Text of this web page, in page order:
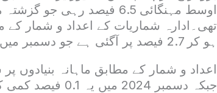
تھی۔ادارہ شماریات کے اعداد و شمار کے
ہو کر 2.7 فیصد پر آگئی ہے جو دسمبر میں 4.4 فیصد اور ایک سال قبل 30.2 فیصد تھی۔
جبکہ دسمبر